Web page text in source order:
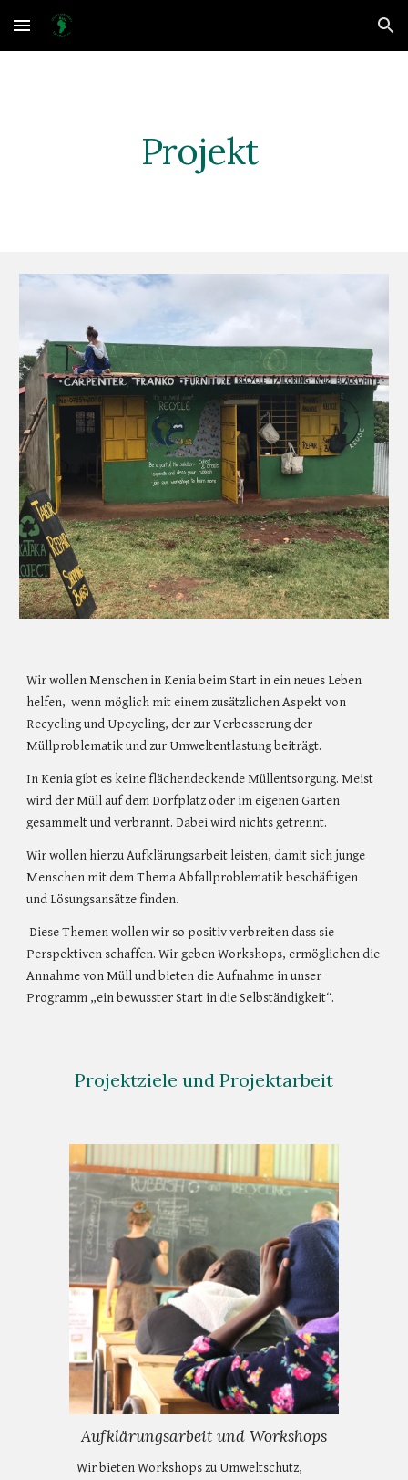
Skip to main content Skip to navigation
Projekt
Wir wollen Menschen in Kenia beim Start in ein neues Leben
helfen, wenn möglich mit einem zusätzlichen Aspekt von
Recycling und Upcycling, der zur Verbesserung der
Müllproblematik und zur Umweltentlastungbeiträgt.
In Kenia gibt es keine flächendeckende Müllentsorgung. Meist
wird der Müll auf dem Dorfplatz oder im eigenen Garten
gesammelt und verbrannt. Dabei wird nichts getrennt.
Wir wollen hierzu Aufklärungsarbeit leisten, damit sich junge
Menschen mit dem Thema Abfallproblematik beschäftigen
und Lösungsansätze finden.
Diese Themen wollen wir so positiv verbreiten dass sie
Perspektiven schaffen. Wir geben Workshops, ermöglichen die
Annahme von Müll und bieten die Aufnahme in unser
Programm „ein bewusster Start in die Selbständigkeit“.
Projektziele und Projektarbeit
Aufklärungsarbeit und Workshops
Wir bieten Workshops zu Umweltschutz,